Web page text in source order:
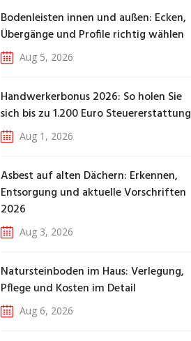
Bodenleisten innen und außen: Ecken,
Übergänge und Profile richtig wählen
Aug 5, 2026
Handwerkerbonus 2026: So holen Sie
sich bis zu 1.200 Euro Steuererstattung
Aug 1, 2026
Asbest auf alten Dächern: Erkennen,
Entsorgung und aktuelle Vorschriften
2026
Aug 3, 2026
Natursteinboden im Haus: Verlegung,
Pflege und Kosten im Detail
Aug 6, 2026